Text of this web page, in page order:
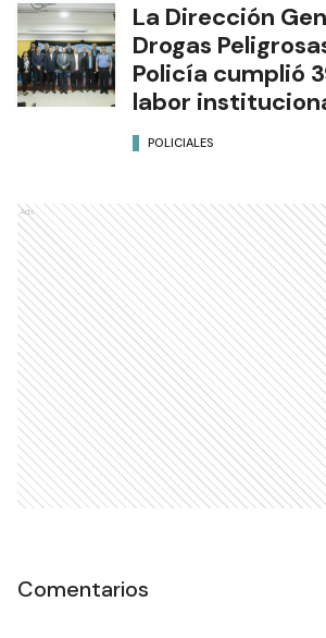
La Dirección
Drogas
Policía cumplió
labor
POLICIALES
Ads
Comentarios